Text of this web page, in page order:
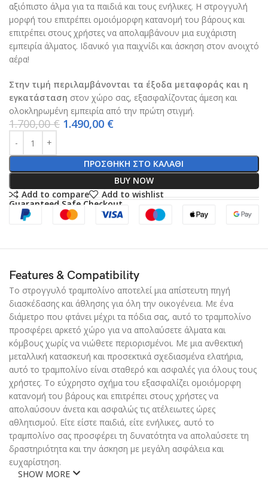
αξιόπιστο άλμα για τα παιδιά και τους ενήλικες. Η στρογγυλή
μορφή του επιτρέπει ομοιόμορφη κατανομή του βάρους και
επιτρέπει στους χρήστες να απολαμβάνουν μια ευχάριστη
εμπειρία άλματος. Ιδανικό για παιχνίδι και άσκηση στον ανοιχτό
αέρα!
Στην τιμή περιλαμβάνονται τα έξοδα μεταφοράς και η
εγκατάσταση στον χώρο σας, εξασφαλίζοντας άμεση και
ολοκληρωμένη εμπειρία από την πρώτη στιγμή.
1.700,00€ 1.490,00 €
ΠΡΟΣΘΉΚΗ ΣΤΟ ΚΑΛΆΘΙ
BUY NOW
Add to compare
Add to wishlist
Guaranteed Safe Checkout
Features & Compatibility
Το στρογγυλό τραμπολίνο αποτελεί μια απίστευτη πηγή
διασκέδασης και άθλησης για όλη την οικογένεια. Με ένα
διάμετρο που φτάνει μέχρι τα πόδια σας, αυτό το τραμπολίνο
προσφέρει αρκετό χώρο για να απολαύσετε άλματα και
κόμβους χωρίς να νιώθετε περιορισμένοι. Με μια ανθεκτική
μεταλλική κατασκευή και προσεκτικά σχεδιασμένα ελατήρια,
αυτό το τραμπολίνο είναι σταθερό και ασφαλές για όλους τους
χρήστες. Το εύχρηστο σχήμα του εξασφαλίζει ομοιόμορφη
κατανομή του βάρους και επιτρέπει στους χρήστες να
απολαύσουν άνετα και ασφαλώς τις ατέλειωτες ώρες
αθλητισμού. Είτε είστε παιδιά, είτε ενήλικες, αυτό το
τραμπολίνο σας προσφέρει τη δυνατότητα να απολαύσετε τη
δραστηριότητα και την άσκηση με μεγάλη ασφάλεια και
ευχαρίστηση.
SHOW MORE